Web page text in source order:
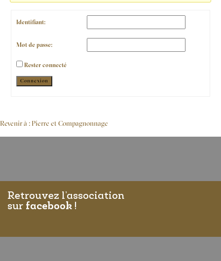
Identifiant:
Mot de passe:
Rester connecté
Alternative:
Connexion
Revenir à : Pierre et Compagnonnage
Retrouvez l’association
sur facebook !